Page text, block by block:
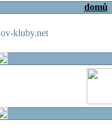
domů
ov-kluby.net